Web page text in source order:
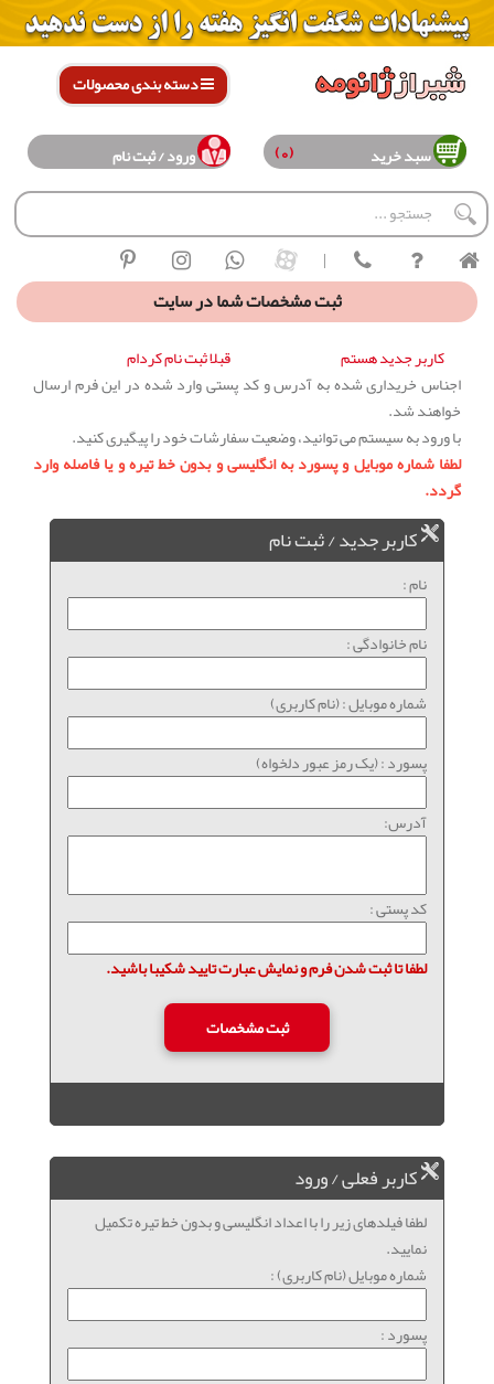
دسته بندی محصولات
سبد خرید (0) ورود / ثبت نام
|
ثبت مشخصات شما در سایت
کاربر جدید هستم
قبلا ثبت نام کردام
اجناس خریداری شده به آدرس و کد پستی وارد شده در این فرم ارسال
خواهند شد.
با ورود به سیستم می توانید، وضعیت سفارشات خود را پیگیری کنید.
لطفا شماره موبایل و پسورد به انگلیسی و بدون خط تیره و یا فاصله وارد
گردد.
کاربر جدید / ثبت نام
نام :
نام خانوادگی :
شماره موبایل : (نام کاربری)
پسورد : (یک رمز عبور دلخواه)
آدرس:
کد پستی :
لطفا تا ثبت شدن فرم و نمایش عبارت تایید شکیبا باشید.
کاربر فعلی / ورود
لطفا فیلدهای زیر را با اعداد انگلیسی و بدون خط تیره تکمیل
نمایید.
شماره موبایل (نام کاربری) :
پسورد :